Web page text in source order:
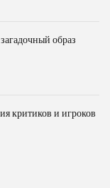
образ
критиков и игроков